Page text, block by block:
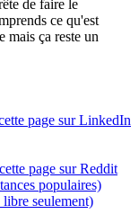
de faire le
ce qu'est
mais ça reste un